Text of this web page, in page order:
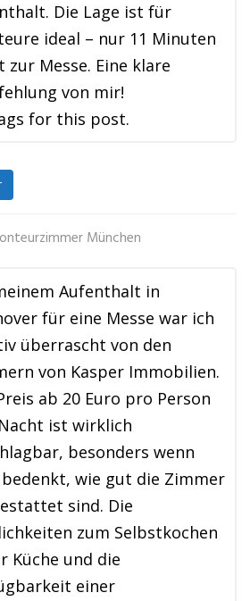
Die Lage ist für
ideal – nur 11 Minuten
zur Messe. Eine klare
von mir!
for this post.
München
Aufenthalt in
für eine Messe war ich
überrascht von den
von Kasper Immobilien.
ab 20 Euro pro Person
ist wirklich
besonders wenn
wie gut die Zimmer
sind. Die
zum Selbstkochen
Küche und die
einer